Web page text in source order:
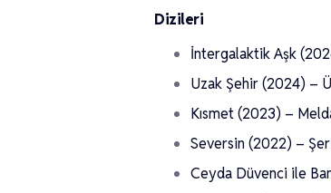
Dizileri
İntergalaktik Aşk
Uzak Şehir (2024) –
Kısmet (2023) –
Seversin (2022) –
Ceyda Düvenci ile